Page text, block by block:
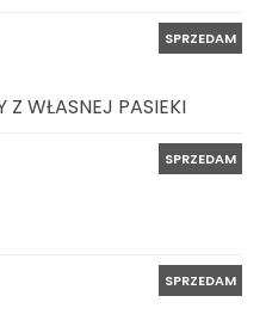
SPRZEDAM
Z WŁASNEJ PASIEKI
SPRZEDAM
SPRZEDAM